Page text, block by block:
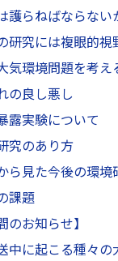
護らねばならな
研究には複眼的
気環境問題を考え
の良し悪し
露実験について
究のあり方
ら見た今後の環境
課題
のお知らせ】
中に起こる種々の